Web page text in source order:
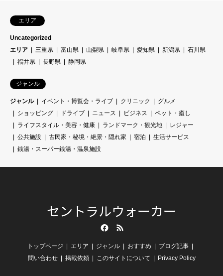
エリア
Uncategorized
エリア
三重県 富山県 山梨県 岐阜県 愛知県 新潟県
石川県
福井県
長野県 静岡県
ジャンル
ジャンル イベント・博覧会・ライブ クリニック
グルメ
ショッピング
ドライブ ニュース ビジネス
ペット・癒し
ライフスタイル・美容・健康
ランドマーク・観光地
レジャー
公共施設
古民家・秘境・絶景・隠れ家 宿泊
生活サービス
銭湯・スーパー銭湯・温泉施設
セントラルウォーカー
トップページ エリア ジャンル おすすめ
ブログ記事
問い合わせ
掲載依頼 このサイトについて Privacy Policy